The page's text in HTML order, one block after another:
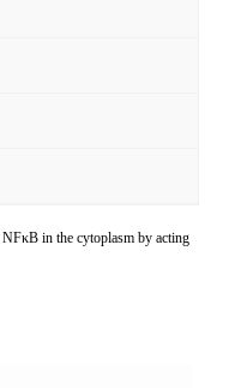
in the cytoplasm by acting